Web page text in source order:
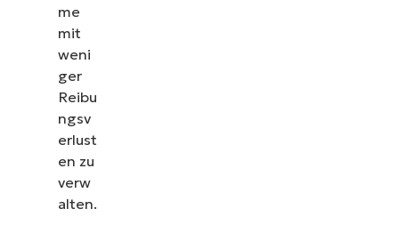
me
mit
weni
ger
Reibu
ngsv
erlust
en zu
verw
alten.